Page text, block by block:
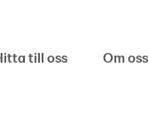
till oss Om oss